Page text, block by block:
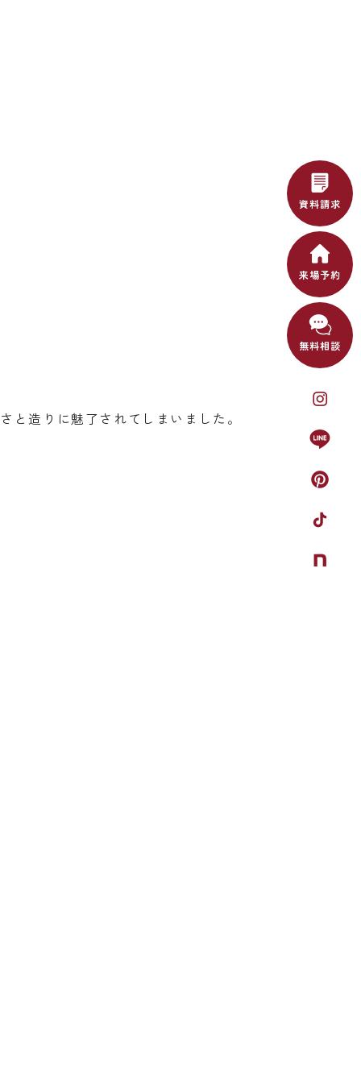
資料請求
来場予約
無料相談
造りに魅了されてしまいました。